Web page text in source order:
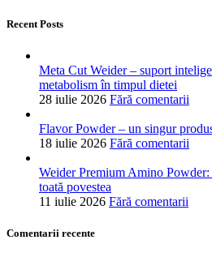
Recent Posts
Meta Cut Weider – suport
metabolism în timpul dietei
28 iulie 2026 Fără comentarii
Flavor Powder – un singur
18 iulie 2026 Fără comentarii
Weider Premium Amino
toată povestea
11 iulie 2026 Fără comentarii
Comentarii recente